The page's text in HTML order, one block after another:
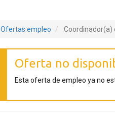
Ofertas empleo Coordinador(a)
Oferta no
Esta oferta de empleo ya no